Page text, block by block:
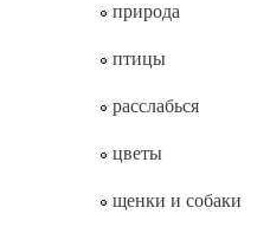
природа
птицы
расслабься
цветы
щенки и собаки